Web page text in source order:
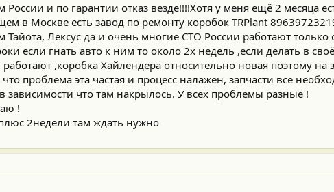
и по гарантии отказ везде!!!!Хотя у меня ещё 2 месяца
в Москве есть завод по ремонту коробок TRPlant
Тайота, Лексус да и очень многие СТО России работают только
если гнать авто к ним то около 2х недель ,если делать в
,коробка Хайлендера относительно новая поэтому на
проблема эта частая и процесс налажен, запчасти все
зависимости что там накрылось. У всех проблемы разные !
!
2недели там ждать нужно